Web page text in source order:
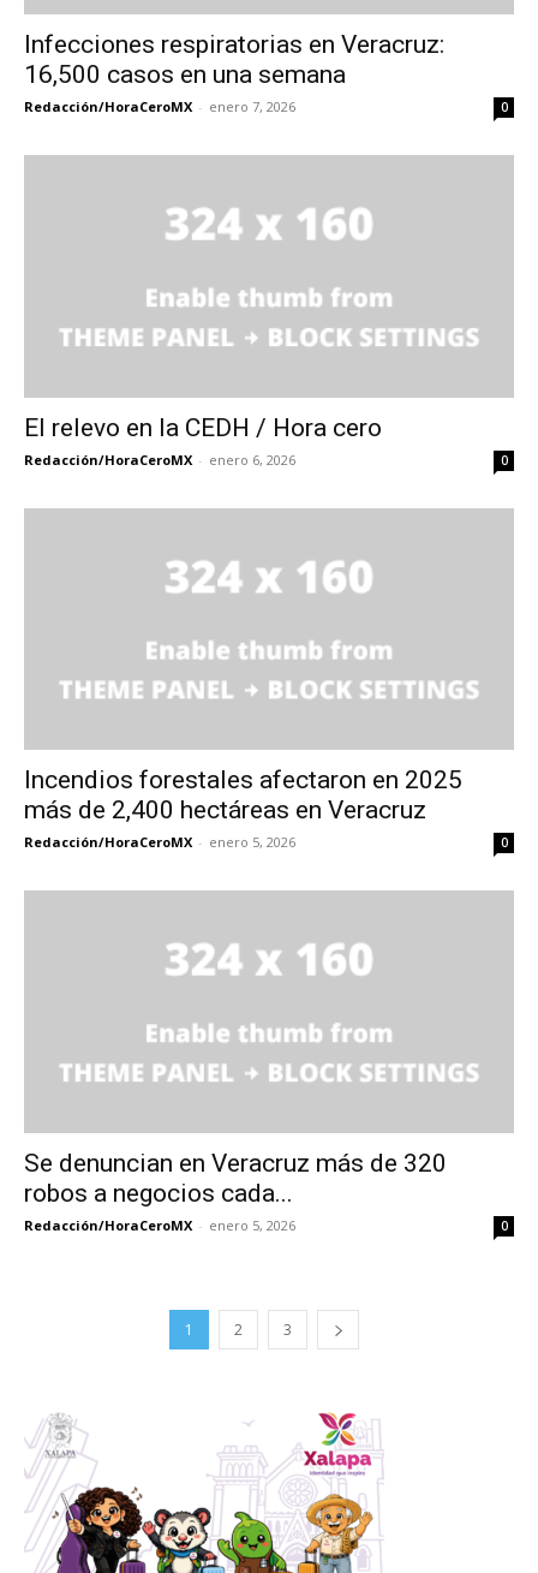
Infecciones respiratorias en Veracruz:
16,500 casos en una semana
Redacción/HoraCeroMX - enero 7, 2026 0
El relevo en la CEDH / Hora cero
Redacción/HoraCeroMX - enero 6, 2026 0
Incendios forestales afectaron en 2025
más de 2,400 hectáreas en Veracruz
Redacción/HoraCeroMX - enero 5, 2026 0
Se denuncian en Veracruz más de 320
robos a negocios cada...
Redacción/HoraCeroMX - enero 5, 2026 0
1 2 3